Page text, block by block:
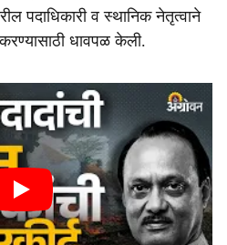
पदाधिकारी व स्थानिक नेतृत्वाने
धावपळ केली.